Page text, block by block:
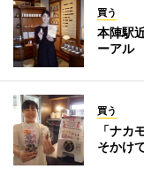
買う
本陣駅
ーアル
買う
「ナ
そかけ